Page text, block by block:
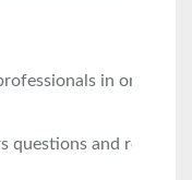
in one of
questions and receive